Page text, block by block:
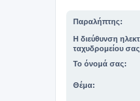
Παραλήπτης:
Η διεύθυνση
ταχυδρομείου
Το όνομά σας:
Θέμα: